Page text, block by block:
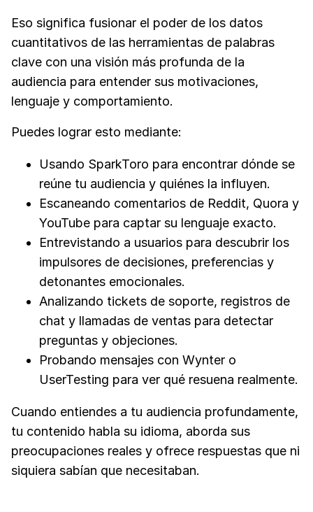
Eso significa fusionar el poder de los datos
cuantitativos de las herramientas de palabras
clave con una visión más profunda de la
audiencia para entender sus motivaciones,
lenguaje y comportamiento.
Puedes lograr esto mediante:
Usando SparkToro para encontrar dónde se
reúne tu audiencia y quiénes la influyen.
Escaneando comentarios de Reddit, Quora y
YouTube para captar su lenguaje exacto.
Entrevistando a usuarios para descubrir los
impulsores de decisiones, preferencias y
detonantes emocionales.
Analizando tickets de soporte, registros de
chat y llamadas de ventas para detectar
preguntas y objeciones.
Probando mensajes con Wynter o
UserTesting para ver qué resuena realmente.
Cuando entiendes a tu audiencia profundamente,
tu contenido habla su idioma, aborda sus
preocupaciones reales y ofrece respuestas que ni
siquiera sabían que necesitaban.